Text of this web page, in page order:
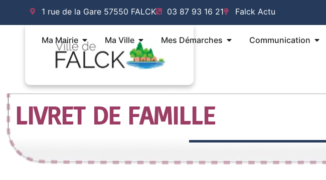
1 rue de la Gare 57550 FALCK 03 87 93 16 21 Falck Actu
Ma Mairie Ouvrir Ma Mairie
Ma Ville Ouvrir Ma Ville
Mes Démarches Ouvrir Mes Démarches
Communication
LIVRET DE FAMILLE